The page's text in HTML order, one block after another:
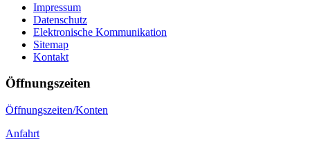
Impressum
Datenschutz
Elektronische Kommunikation
Sitemap
Kontakt
Öffnungszeiten
Öffnungszeiten/Konten
Anfahrt